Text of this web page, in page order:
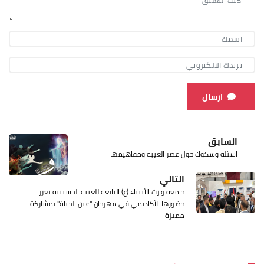
ارسال
السابق
اسئلة وشكوك حول عصر الغيبة ومفاهيمها
التالي
جامعة وارث الأنبياء (ع) التابعة للعتبة الحسينية تعزز
حضورها الأكاديمي في مهرجان "عين الحياة" بمشاركة
مميزة